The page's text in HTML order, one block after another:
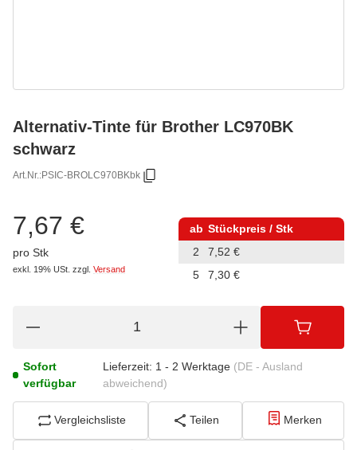
Alternativ-Tinte für Brother LC970BK
schwarz
Art.Nr.:PSIC-BROLC970BKbk
7,67 €
pro Stk
exkl. 19% USt. zzgl. Versand
ab Stückpreis / Stk
2
7,52 €
5
7,30 €
Sofort
verfügbar
Lieferzeit: 1 - 2 Werktage (DE - Ausland
abweichend)
Vergleichsliste Teilen Merken